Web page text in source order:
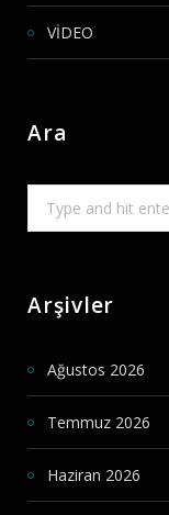
VİDEO
Ara
Arşivler
Ağustos 2026
Temmuz 2026
Haziran 2026